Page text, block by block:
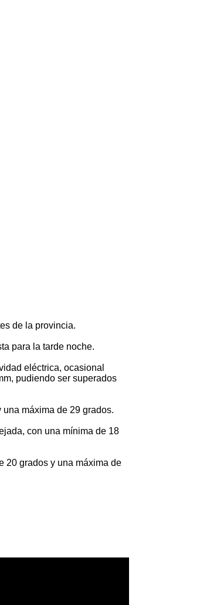
de la provincia.
para la tarde noche.
eléctrica, ocasional
pudiendo ser superados
máxima de 29 grados.
con una mínima de 18
20 grados y una máxima de